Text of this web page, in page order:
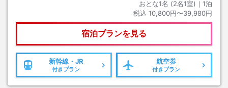
おとな1名 (2名1室)｜ 1泊
税込 10,800円〜39,980円
宿泊プランを見る
新幹線・JR
付きプラン
航空券
付きプラン